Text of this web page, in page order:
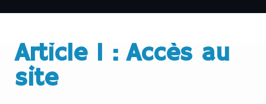
Article 1 : Accès au
site